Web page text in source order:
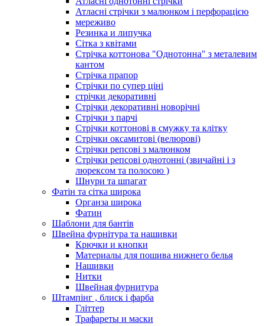
Атласні стрічки з малюнком і перфорацією
мереживо
Резинка и липучка
Сітка з квітами
Стрічка коттонова "Однотонна" з металевим
кантом
Стрічка прапор
Стрічки по супер ціні
стрічки декоративні
Стрічки декоративні новорічні
Стрічки з парчі
Стрічки коттонові в смужку та клітку
Стрічки оксамитові (велюрові)
Стрічки репсові з малюнком
Стрічки репсові однотонні (звичайні і з
люрексом та полосою )
Шнури та шпагат
Фатін та сітка широка
Органза широка
Фатин
Шаблони для бантів
Швейна фурнітура та нашивки
Крючки и кнопки
Материалы для пошива нижнего белья
Нашивки
Нитки
Швейная фурнитура
Штампінг , блиск і фарба
Гліттер
Трафареты и маски